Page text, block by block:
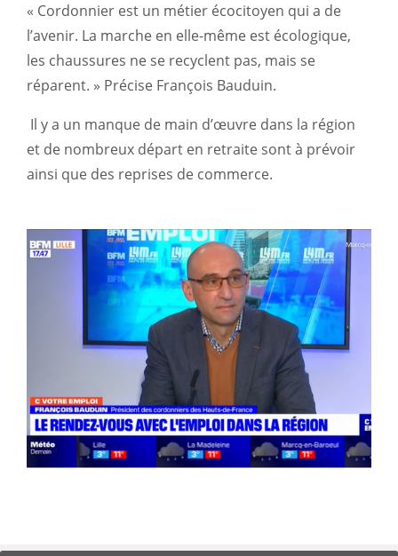
« Cordonnier est un métier écocitoyen qui a de
l’avenir. La marche en elle-même est écologique,
les chaussures ne se recyclent pas, mais se
réparent. » Précise François Bauduin.
Il y a un manque de main d’œuvre dans la région
et de nombreux départ en retraite sont à prévoir
ainsi que des reprises de commerce.